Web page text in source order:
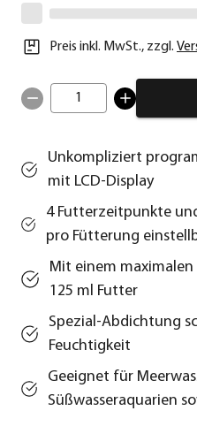
Preis inkl. MwSt., zzgl.
1
Unkompliziert
mit LCD-Display
4 Futterzeitpunkte
pro Fütterung
Mit einem maximalen
125 ml Futter
Spezial-Abdichtung
Feuchtigkeit
Geeignet für
Süßwasseraquarien